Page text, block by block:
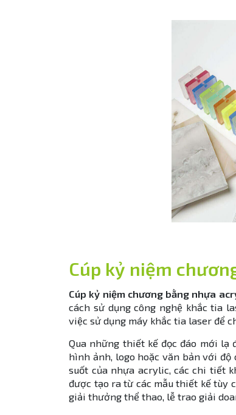
Cúp kỷ niệm
Cúp kỷ niệm chương bằng nhựa
cách sử dụng công nghệ khắc tia
việc sử dụng máy khắc tia laser để
Qua những thiết kế đọc đáo mới
hình ảnh, logo hoặc văn bản với
suốt của nhựa acrylic, các chi tiết
được tạo ra từ các mẫu thiết kế tùy
giải thưởng thể thao, lễ trao giải